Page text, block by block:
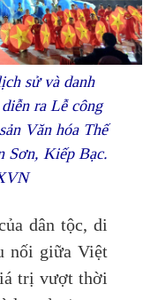
sử và danh
ra Lễ công
Văn hóa Thế
Sơn, Kiếp Bạc.
dân tộc, di
nối giữa Việt
trị vượt thời